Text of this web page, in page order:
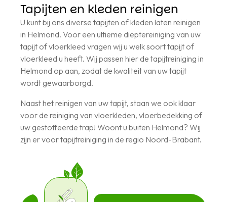
Tapijten en kleden reinigen
U kunt bij ons diverse tapijten of kleden laten reinigen
in Helmond. Voor een ultieme dieptereiniging van uw
tapijt of vloerkleed vragen wij u welk soort tapijt of
vloerkleed u heeft. Wij passen hier de tapijtreiniging in
Helmond op aan, zodat de kwaliteit van uw tapijt
wordt gewaarborgd.
Naast het reinigen van uw tapijt, staan we ook klaar
voor de reiniging van vloerkleden, vloerbedekking of
uw gestoffeerde trap! Woont u buiten Helmond? Wij
zijn er voor tapijtreiniging in de regio Noord-Brabant.